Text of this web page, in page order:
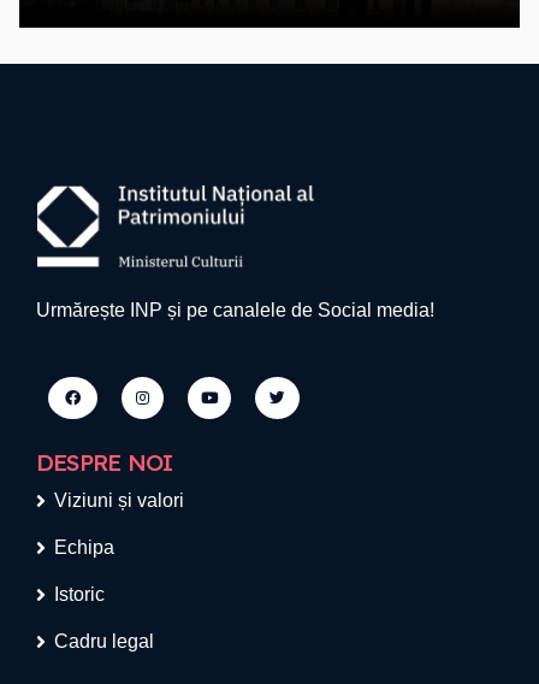
Urmărește INP și pe canalele de Social media!
DESPRE NOI
Viziuni și valori
Echipa
Istoric
Cadru legal